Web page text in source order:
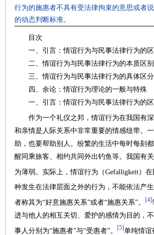
行为的施惠者不具有受法律拘束的意思或者
的动态判断标准。
目次
一、引言：情谊行为与民事法律行为的区
二、情谊行为与民事法律行为的本质区别
三、情谊行为与民事法律行为的具体区
四、余论：情谊行为理论的一般与特殊
一、引言：情谊行为与民事法律行为的区
作为一个礼仪之邦，情谊行为在我国有深
和亲情是人际关系中非常重要的情感纽带。
助，也要帮助别人。纷繁的生活中每时每刻
醒同乘旅客、相约共同外出钓鱼等。我国有
为薄弱。实际上，情谊行为（Gefalligkeit）
种发生在法律层面之外的行为，不能依法产
者称其为“好意施惠关系”或者“施惠关系”。 [4]
进与他人的相互关切、爱护的感情为目的，
事人分别为“施惠者”与“受惠者”。 [5] 单纯情谊